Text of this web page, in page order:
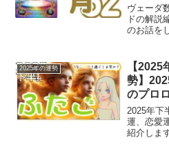
ヴェーダ
ドの解説
のお話を
2025年の運勢
【
勢】
のプロ
2025年下
運、恋愛
紹介しま